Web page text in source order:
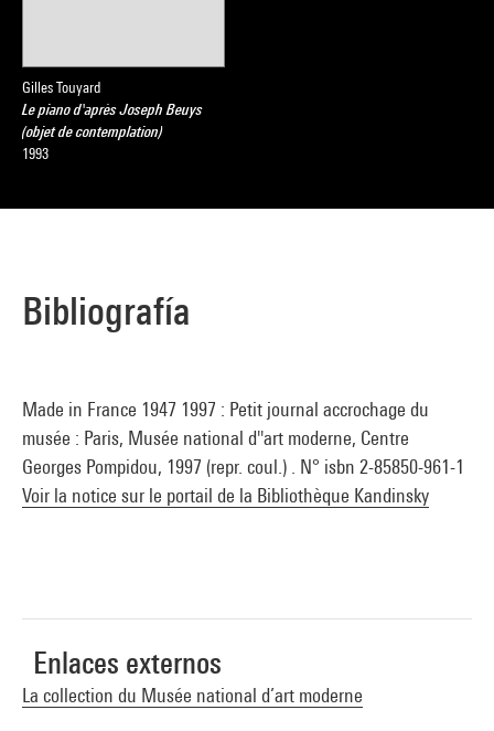
Gilles Touyard
Le piano d'après Joseph Beuys
(objet de contemplation)
1993
Bibliografía
Made in France 1947 1997 : Petit journal accrochage du
musée : Paris, Musée national d''art moderne, Centre
Georges Pompidou, 1997 (repr. coul.) . N° isbn 2-85850-961-1
Voir la notice sur le portail de la Bibliothèque Kandinsky
Enlaces externos
La collection du Musée national d’art moderne